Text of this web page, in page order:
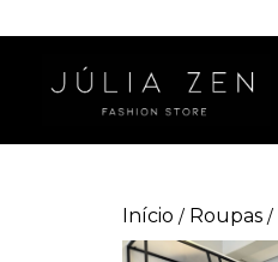
Início / Roupas /